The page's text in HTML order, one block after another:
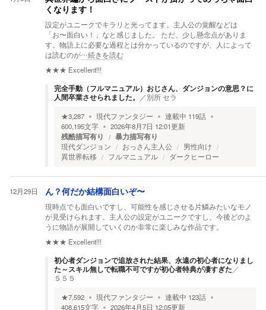
くなります！
設定がユニークでキラリと光ってます。主人公の覚醒などは
「お〜面白い！」なと感じました。 ただ、少し懸念点がありま
す。物語上に必要な過程とは分かっているのですが、人によって
は読むのが…続きを読む
★★★ Excellent!!!
完全手動（フルマニュアル）おじさん、ダンジョンの意思？に
人間卒業させられました。
／別所 セラ
★3,287 現代ファンタジー 連載中 119話
600,195文字 2026年8月7日 12:01更新
残酷描写有り 暴力描写有り
現代ダンジョン おっさん主人公
男性向け
異世界転移
フルマニュアル ダークヒーロー
12月29日 ん？何だか結構面白いぞ〜
現時点でも面白いですし、可能性を感じさせる片鱗みたいなモノ
が見受けられます。主人公の設定がユニークですし、今後どのよ
うに物語が展開していくのか非常に楽しみな作品です。
★★★ Excellent!!!
初心者ダンジョンで追放された結果、永遠の初心者になりまし
た～スキル無しで転職不可ですが初心者特典が凄すぎた ／
５５５
★7,592 現代ファンタジー 連載中 123話
408,615文字 2026年4月5日 12:05更新